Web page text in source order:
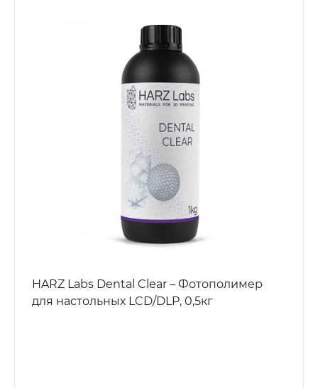
HARZ Labs Dental Clear – Фотополимер
для настольных LCD/DLP, 0,5кг